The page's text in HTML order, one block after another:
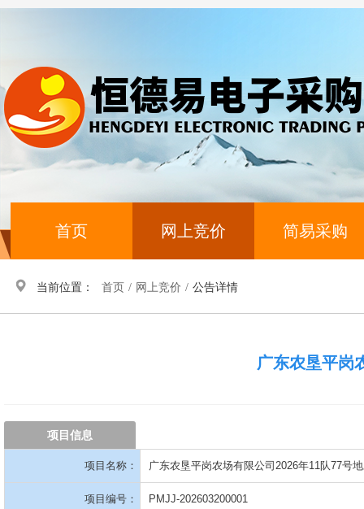
首页 网上竞价 简易采购
当前位置： 首页 / 网上竞价 / 公告详情